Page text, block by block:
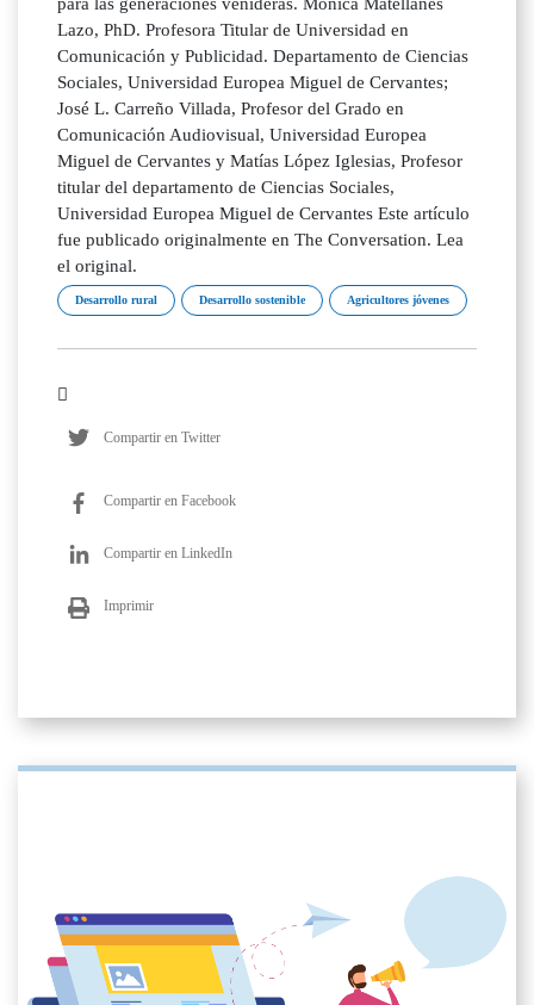
para las generaciones venideras. Mónica Matellanes
Lazo, PhD. Profesora Titular de Universidad en
Comunicación y Publicidad. Departamento de Ciencias
Sociales, Universidad Europea Miguel de Cervantes;
José L. Carreño Villada, Profesor del Grado en
Comunicación Audiovisual, Universidad Europea
Miguel de Cervantes y Matías López Iglesias, Profesor
titular del departamento de Ciencias Sociales,
Universidad Europea Miguel de Cervantes Este artículo
fue publicado originalmente en The Conversation. Lea
el original.
Desarrollo rural Desarrollo sostenible Agricultores jóvenes
Compartir en Twitter
Compartir en Facebook
Compartir en LinkedIn
Imprimir